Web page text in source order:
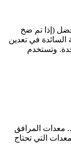
(إذا تم ضخ
السائدة في تعدين
وتستخدم
معدات المرافق
التي تحتاج